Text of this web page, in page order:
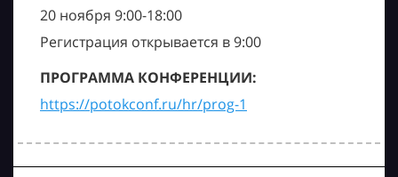
20 ноября 9:00-18:00
Регистрация открывается в 9:00
ПРОГРАММА КОНФЕРЕНЦИИ:
https://potokconf.ru/hr/prog-1